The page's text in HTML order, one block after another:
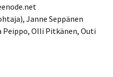
Janne Seppänen
Peippo, Olli Pitkänen, Outi